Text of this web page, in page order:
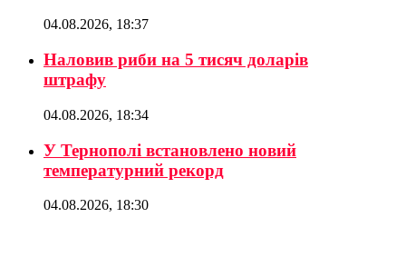
04.08.2026, 18:37
Наловив риби на 5 тисяч доларів
штрафу
04.08.2026, 18:34
У Тернополі встановлено новий
температурний рекорд
04.08.2026, 18:30